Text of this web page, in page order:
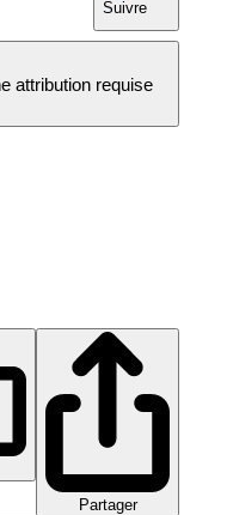
Suivre
attribution requise
Partager